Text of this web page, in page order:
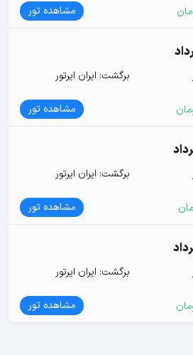
مشاهده تور
برگشت: ایران ایرتور
مشاهده تور
برگشت: ایران ایرتور
مشاهده تور
برگشت: ایران ایرتور
مشاهده تور